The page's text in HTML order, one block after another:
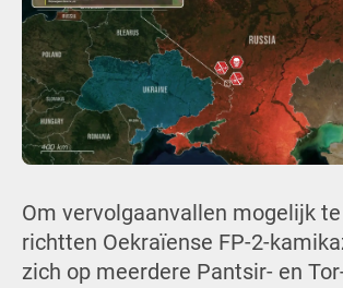
Om vervolgaanvallen mogelijk
richtten Oekraïense FP-2-
zich op meerdere Pantsir- en